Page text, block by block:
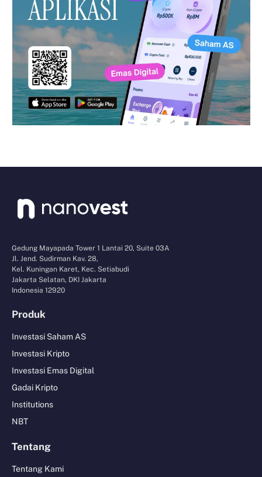
Gedung Mayapada Tower 1 Lantai 20, Suite 03A
Jl. Jend. Sudirman Kav. 28,
Kel. Kuningan Karet, Kec. Setiabudi
Jakarta Selatan, DKI Jakarta
Indonesia 12920
Produk
Investasi Saham AS
Investasi Kripto
Investasi Emas Digital
Gadai Kripto
Institutions
NBT
Tentang
Tentang Kami